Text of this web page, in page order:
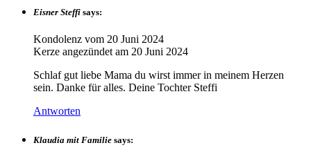
Eisner Steffi says:
Kondolenz vom 20 Juni 2024
Kerze angezündet am 20 Juni 2024
Schlaf gut liebe Mama du wirst immer in meinem Herzen
sein. Danke für alles. Deine Tochter Steffi
Antworten
Klaudia mit Familie says: